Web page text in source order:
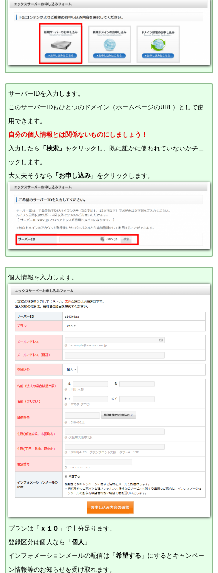
サーバーIDを入力します。
このサーバーIDもひとつのドメイン（ホームページのURL）として使
用できます。
自分の個人情報とは関係ないものにしましょう！
入力したら 「検索」 をクリックし、既に誰かに使われていないかチェ
ックします。
大丈夫そうなら 「お申し込み」 をクリックします。
個人情報を入力します。
プランは「 ｘ１０ 」で十分足ります。
登録区分は個人なら「 個人 」
インフォメーションメールの配信は「 希望する 」にするとキャンペー
ン情報等のお知らせを受け取れます。